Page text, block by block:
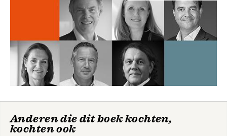
Anderen die dit boek kochten,
kochten ook